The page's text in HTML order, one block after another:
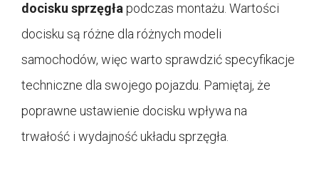
docisku sprzęgłapodczas montażu. Wartości
docisku są różne dla różnych modeli
samochodów, więc warto sprawdzić specyfikacje
techniczne dla swojego pojazdu. Pamiętaj, że
poprawne ustawienie docisku wpływa na
trwałość i wydajność układu sprzęgła.